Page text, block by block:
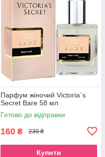
Парфум жіночий Victoria`s
Secret Bare 58 мл
Готово до відправки
160 ₴ 230 ₴
Купити